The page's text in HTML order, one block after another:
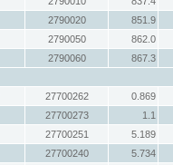
2790020
851.9
2790050
862.0
2790060
867.3
27700262
0.869
27700273
1.1
27700251
5.189
27700240
5.734